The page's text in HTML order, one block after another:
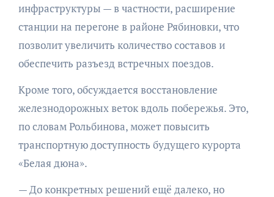
инфраструктуры — в частности, расширение
станции на перегоне в районе Рябиновки, что
позволит увеличить количество составов и
обеспечить разъезд встречных поездов.
Кроме того, обсуждается восстановление
железнодорожных веток вдоль побережья. Это,
по словам Рольбинова, может повысить
транспортную доступность будущего курорта
«Белая дюна».
— До конкретных решений ещё далеко, но